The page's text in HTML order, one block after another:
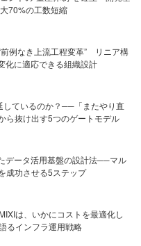
70%の工数短縮
例なき上流工程変革” リニア構
化に適応できる組織設計
しているのか？──「またやり直
ら抜け出す5つのゲートモデル
データ活用基盤の設計法──マル
成功させる5ステップ
は、いかにコストを最適化し
るインフラ運用戦略